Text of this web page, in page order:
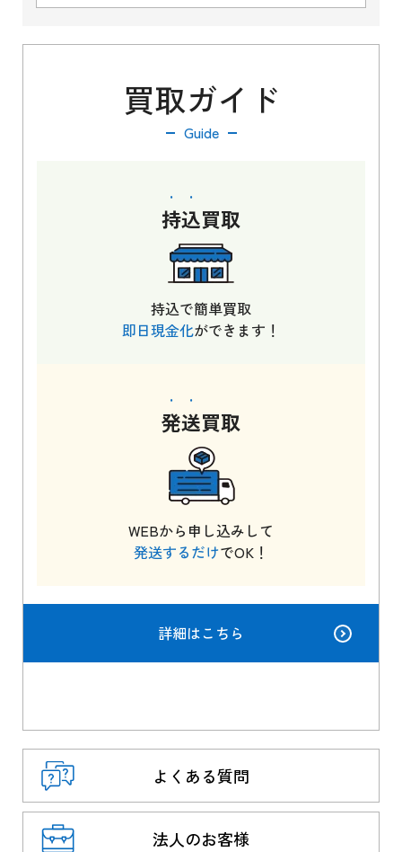
買取ガイド
Guide
持込買取
持込で簡単買取
即日現金化ができます！
発送買取
WEBから申し込みして
発送するだけでOK！
詳細はこちら
よくある質問
法人のお客様